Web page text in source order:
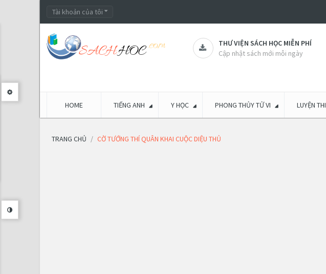
Tài khoản của tôi
THƯ VIỆN SÁCH HỌC MIỄN PHÍ
Cập nhật sách mới mỗi ngày
HOME TIẾNG ANH Y HỌC PHONG THỦY TỬ VI LUYỆN THI
TRANG CHỦ CỜ TƯỚNG THÍ QUÂN KHAI CUỘC DIỆU THỦ